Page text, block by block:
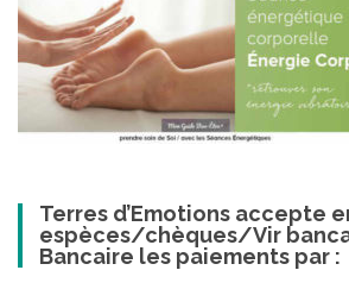
Terres d’Emotions accepte
espèces/chèques/Vir
Bancaire les paiements par :